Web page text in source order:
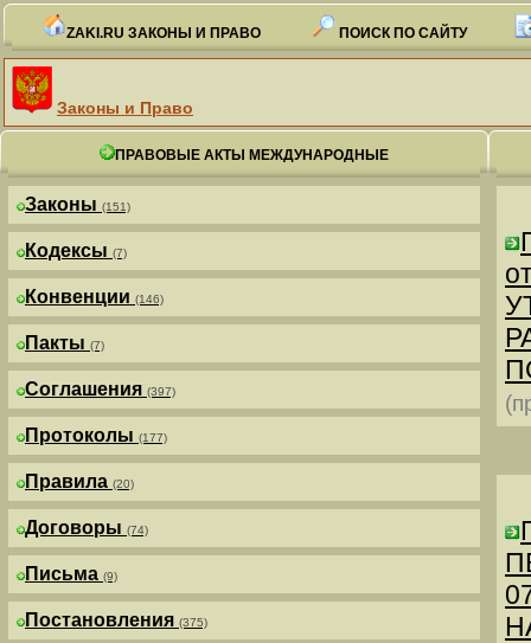
ZAKI.RU ЗАКОНЫ И ПРАВО ПОИСК ПО САЙТУ
Законы и Право
ПРАВОВЫЕ АКТЫ МЕЖДУНАРОДНЫЕ
Законы (151)
Кодексы (7)
Конвенции (146)
Пакты (7)
Соглашения (397)
Протоколы (177)
Правила (20)
Договоры (74)
Письма (9)
Постановления (375)